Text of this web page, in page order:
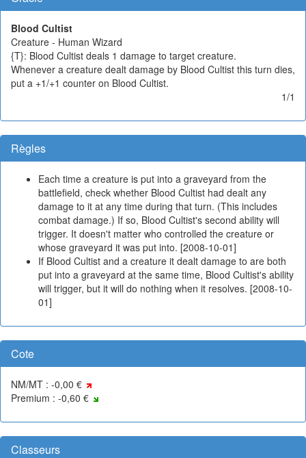
Blood Cultist
Creature - Human Wizard
{T}: Blood Cultist deals 1 damage to target creature.
Whenever a creature dealt damage by Blood Cultist this turn dies,
put a +1/+1 counter on Blood Cultist.
1/1
Règles
Each time a creature is put into a graveyard from the
battlefield, check whether Blood Cultist had dealt any
damage to it at any time during that turn. (This includes
combat damage.) If so, Blood Cultist's second ability will
trigger. It doesn't matter who controlled the creature or
whose graveyard it was put into. [2008-10-01]
If Blood Cultist and a creature it dealt damage to are both
put into a graveyard at the same time, Blood Cultist's ability
will trigger, but it will do nothing when it resolves. [2008-10-
01]
Cote
NM/MT : -0,00 €
Premium : -0,60 €
Classeurs